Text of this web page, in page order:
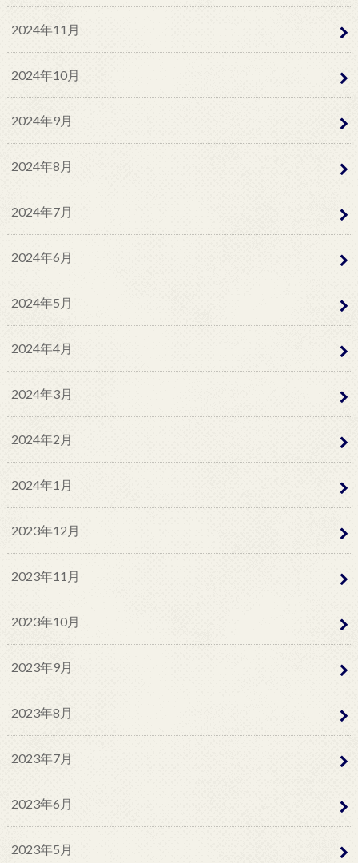
2024年11月
2024年10月
2024年9月
2024年8月
2024年7月
2024年6月
2024年5月
2024年4月
2024年3月
2024年2月
2024年1月
2023年12月
2023年11月
2023年10月
2023年9月
2023年8月
2023年7月
2023年6月
2023年5月